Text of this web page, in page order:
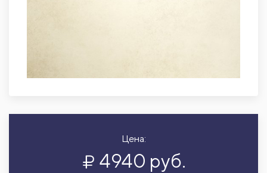
Цена:
4940 руб.